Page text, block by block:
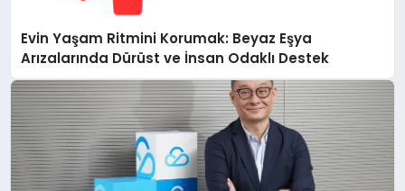
Evin Yaşam Ritmini Korumak: Beyaz Eşya
Arızalarında Dürüst ve İnsan Odaklı Destek